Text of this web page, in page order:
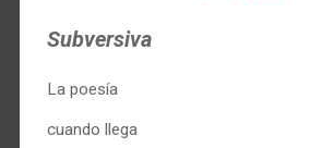
Subversiva
La poesía
cuando llega